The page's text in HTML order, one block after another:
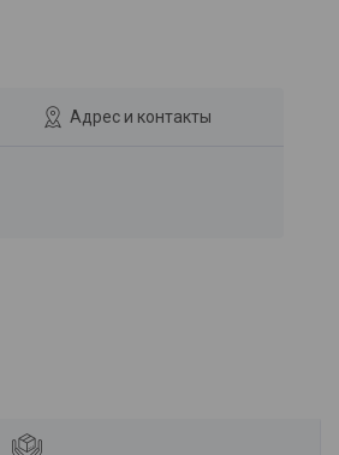
Адрес и контакты